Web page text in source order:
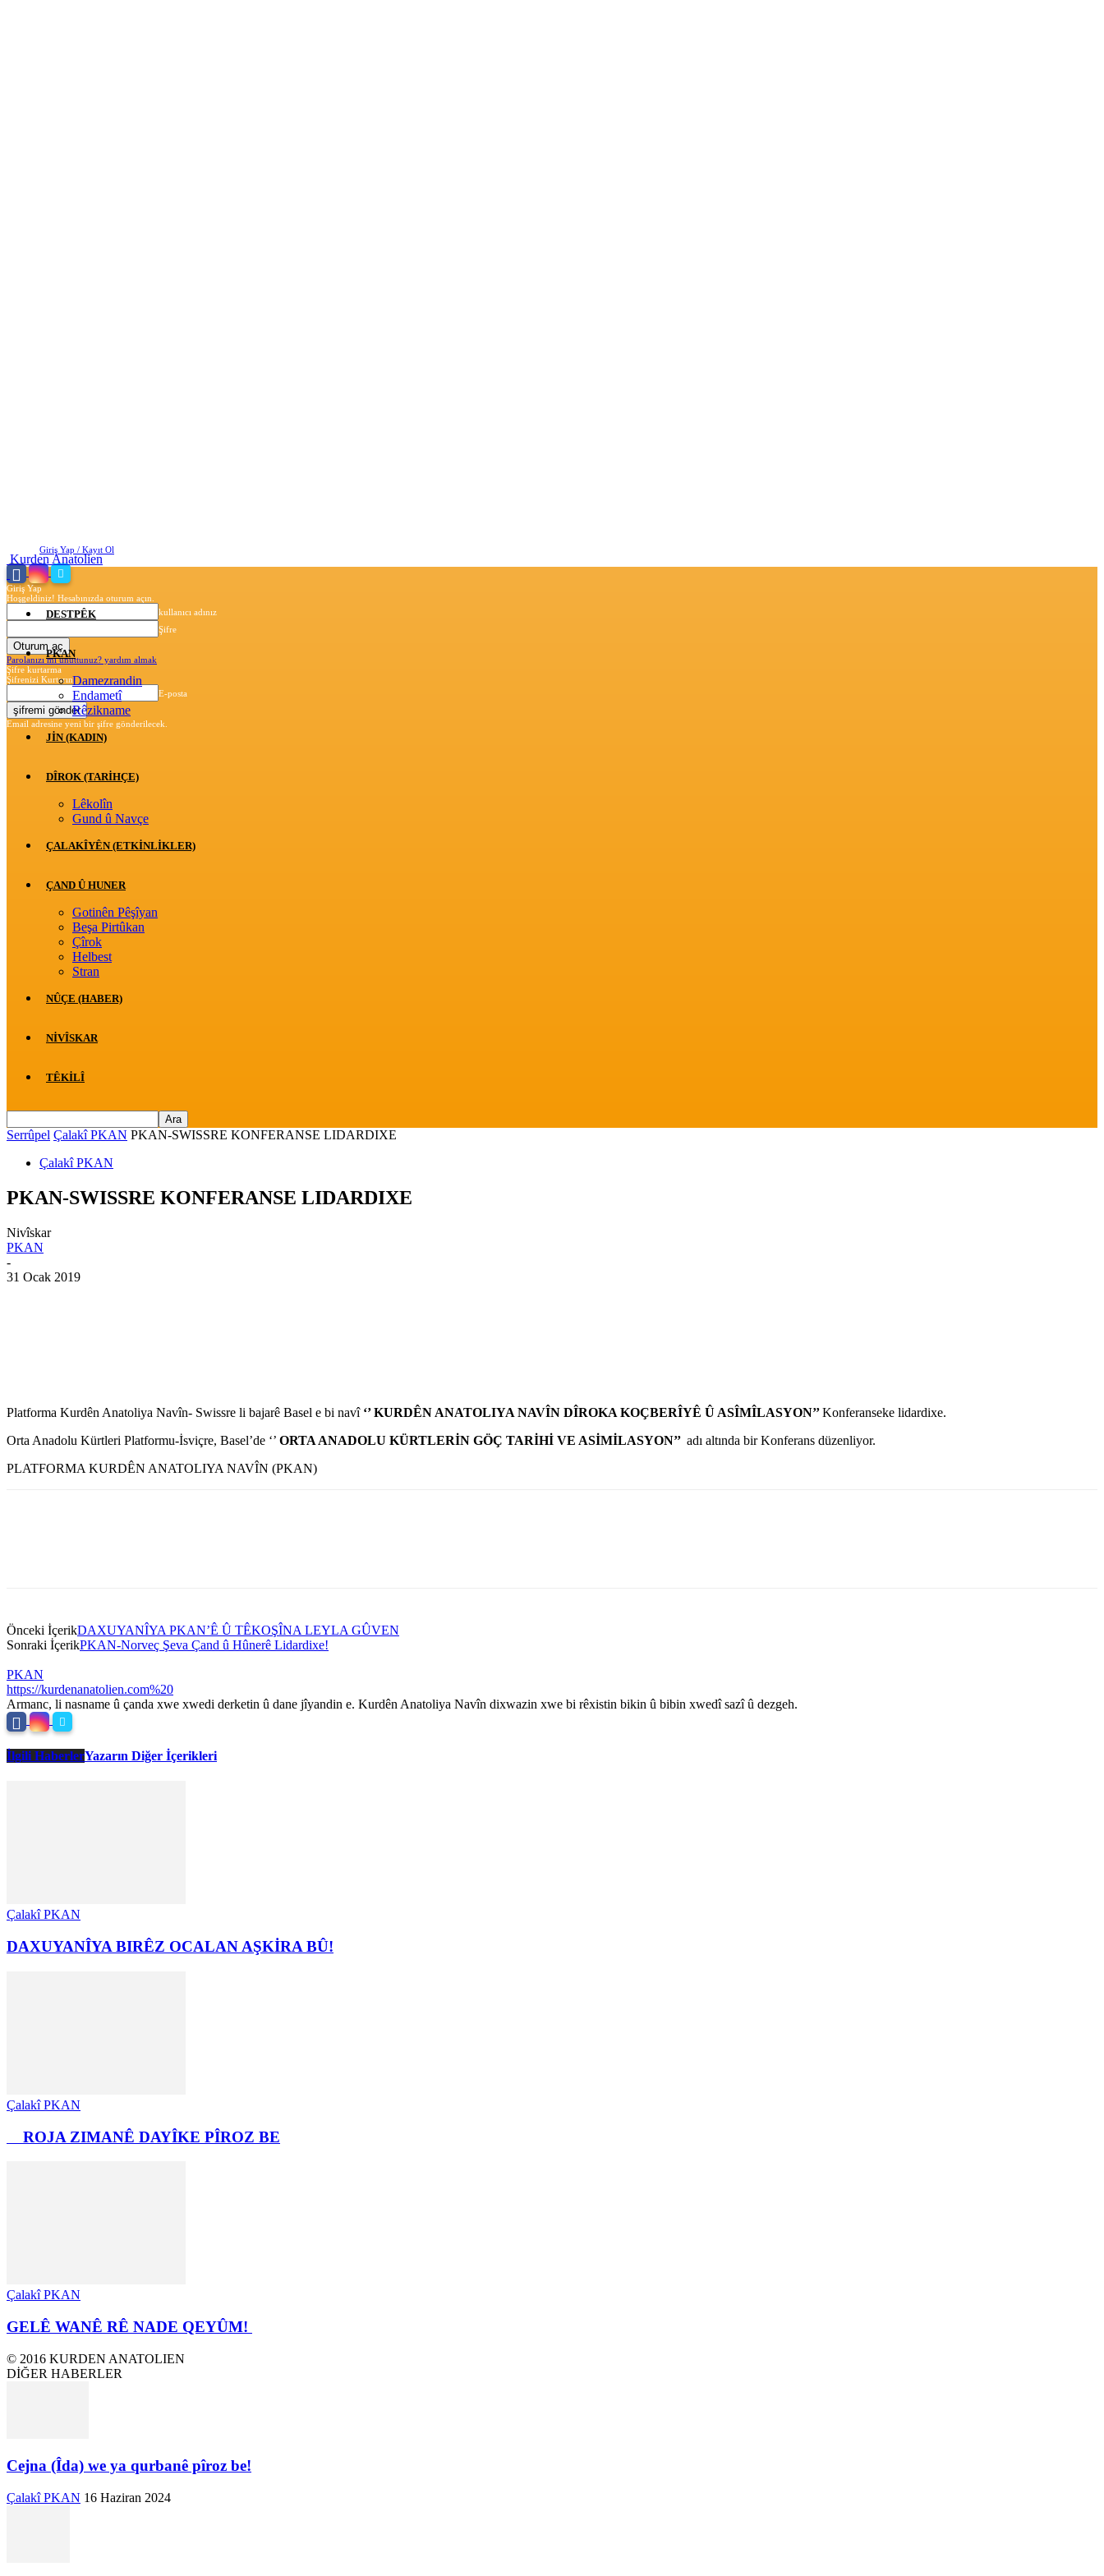
Giriş Yap / Kayıt Ol
Giriş Yap
Hoşgeldiniz! Hesabınızda oturum açın.
kullanıcı adınız
Şifre
Parolanızı mı unuttunuz? yardım almak
Şifre kurtarma
Şifrenizi Kurtarın
E-posta
Email adresine yeni bir şifre gönderilecek.
Kurden Anatolien
DESTPÊK
PKAN
Damezrandin
Endametî
Rêzikname
JİN (KADIN)
DÎROK (TARİHÇE)
Lêkolîn
Gund û Navçe
ÇALAKÎYÊN (ETKINLIKLER)
ÇAND Û HUNER
Gotinên Pêşîyan
Beşa Pirtûkan
Çîrok
Helbest
Stran
NÛÇE (HABER)
NIVÎSKAR
TÊKILÎ
Serrûpel Çalakî PKAN PKAN-SWISSRE KONFERANSE LIDARDIXE
Çalakî PKAN
PKAN-SWISSRE KONFERANSE LIDARDIXE
Nivîskar
PKAN
-
31 Ocak 2019
Platforma Kurdên Anatoliya Navîn- Swissre li bajarê Basel e bi navî ‘’ KURDÊN ANATOLIYA NAVÎN DÎROKA KOÇBERÎYÊ Û ASÎMÎLASYON’’Konferanseke lidardixe.
Orta Anadolu Kürtleri Platformu-İsviçre, Basel’de ‘’ ORTA ANADOLU KÜRTLERİN GÖÇ TARİHİ VE ASİMİLASYON’’ adı altında bir Konferans düzenliyor.
PLATFORMA KURDÊN ANATOLIYA NAVÎN (PKAN)
Önceki İçerikDAXUYANÎYA PKAN’Ê Û TÊKOŞÎNA LEYLA GÛVEN
Sonraki İçerikPKAN-Norveç Şeva Çand û Hûnerê Lidardixe!
PKAN
https://kurdenanatolien.com%20
Armanc, li nasname û çanda xwe xwedi derketin û dane jîyandin e. Kurdên Anatoliya Navîn dixwazin xwe bi rêxistin bikin û bibin xwedî sazî û dezgeh.
İlgili HaberlerYazarın Diğer İçerikleri
Çalakî PKAN
DAXUYANÎYA BIRÊZ OCALAN AŞKİRA BÛ!
Çalakî PKAN
ROJA ZIMANÊ DAYÎKE PÎROZ BE
Çalakî PKAN
GELÊ WANÊ RÊ NADE QEYÛM!
© 2016 KURDEN ANATOLIEN
DİĞER HABERLER
Cejna (Îda) we ya qurbanê pîroz be!
Çalakî PKAN 16 Haziran 2024